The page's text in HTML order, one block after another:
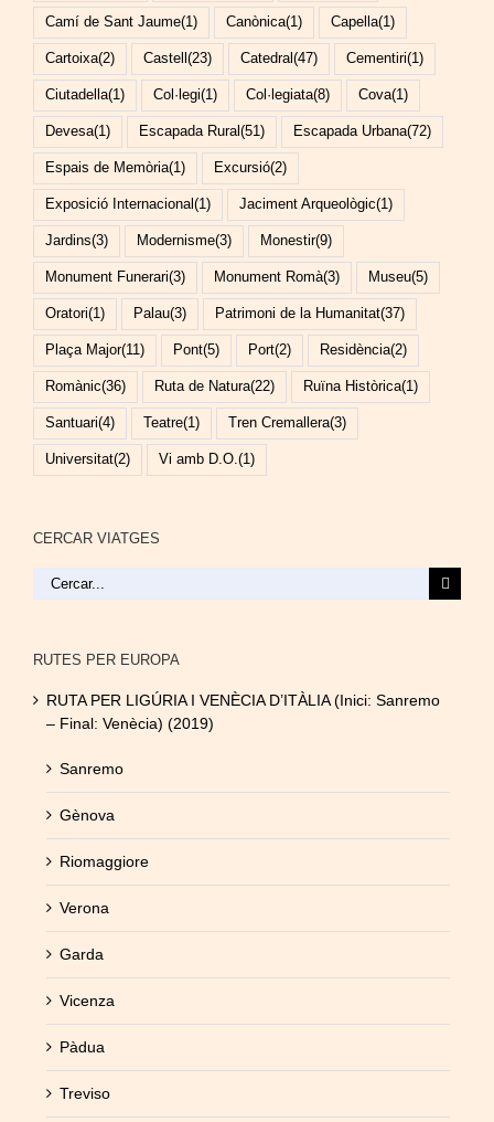
Camí de Sant Jaume(1) Canònica(1) Capella(1)
Cartoixa(2) Castell (23) Catedral (47) Cementiri(1)
Ciutadella(1) Col·legi(1) Col·legiata(8) Cova(1)
Devesa(1) Escapada Rural (51) Escapada Urbana(72)
Espais de Memòria(1) Excursió(2)
Exposició Internacional (1) Jaciment Arqueològic(1)
Jardins(3) Modernisme(3) Monestir(9)
Monument Funerari(3) Monument Romà(3) Museu(5)
Oratori(1) Palau(3) Patrimoni de la Humanitat(37)
Plaça Major(11) Pont(5) Port(2) Residència(2)
Romànic(36) Ruta de Natura(22) Ruïna Històrica(1)
Santuari(4) Teatre(1) Tren Cremallera(3)
Universitat(2) Vi amb D.O. (1)
CERCAR VIATGES
Cerca
RUTES PER EUROPA
RUTA PER LIGÚRIA I VENÈCIA D’ITÀLIA (Inici: Sanremo
– Final: Venècia) (2019)
Sanremo
Gènova
Riomaggiore
Verona
Garda
Vicenza
Pàdua
Treviso